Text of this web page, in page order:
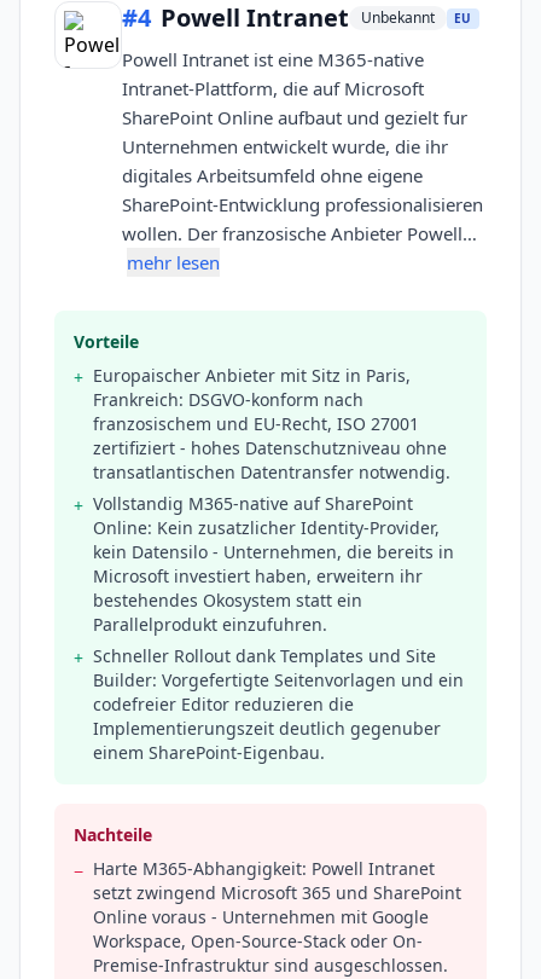
#4 Powell Intranet Unbekannt EU
Powell Intranet ist eine M365-native
Intranet-Plattform, die auf Microsoft
SharePoint Online aufbaut und gezielt fur
Unternehmen entwickelt wurde, die ihr
digitales Arbeitsumfeld ohne eigene
SharePoint-Entwicklung professionalisieren
wollen. Der franzosische Anbieter Powell…
mehr lesen
Vorteile
+ Europaischer Anbieter mit Sitz in Paris,
Frankreich: DSGVO-konform nach
franzosischem und EU-Recht, ISO 27001
zertifiziert - hohes Datenschutzniveau ohne
transatlantischen Datentransfer notwendig.
+ Vollstandig M365-native auf SharePoint
Online: Kein zusatzlicher Identity-Provider,
kein Datensilo - Unternehmen, die bereits in
Microsoft investiert haben, erweitern ihr
bestehendes Okosystem statt ein
Parallelprodukt einzufuhren.
+ Schneller Rollout dank Templates und Site
Builder: Vorgefertigte Seitenvorlagen und ein
codefreier Editor reduzieren die
Implementierungszeit deutlich gegenuber
einem SharePoint-Eigenbau.
Nachteile
− Harte M365-Abhangigkeit: Powell Intranet
setzt zwingend Microsoft 365 und SharePoint
Online voraus - Unternehmen mit Google
Workspace, Open-Source-Stack oder On-
Premise-Infrastruktur sind ausgeschlossen.